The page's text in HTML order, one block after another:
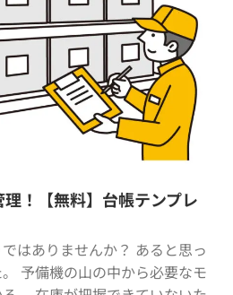
！【無料】台帳テンプレ
はありませんか？ あると思っ
予備機の山の中から必要なモ